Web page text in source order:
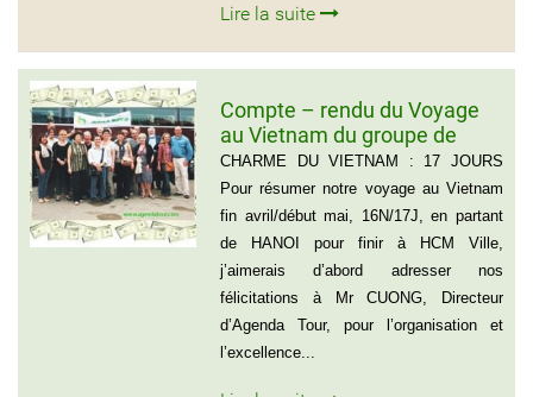
Lire la suite
Compte – rendu du Voyage
au Vietnam du groupe de
Madame ANNA BOVO
(Groupe de 21 personnes) –
Français
CHARME DU VIETNAM : 17 JOURS
Pour résumer notre voyage au Vietnam
fin avril/début mai, 16N/17J, en partant
de HANOI pour finir à HCM Ville,
j’aimerais d’abord adresser nos
félicitations à Mr CUONG, Directeur
d’Agenda Tour, pour l’organisation et
l’excellence...